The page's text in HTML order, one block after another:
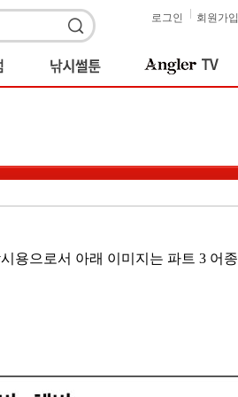
회원가입
로그인